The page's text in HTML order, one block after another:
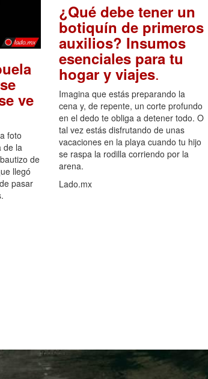
ve
foto
de la
de
llegó
pasar
¿Qué debe tener un
botiquín de primeros
auxilios? Insumos
esenciales para tu
hogar y viajes.
Imagina que estás preparando la
cena y, de repente, un corte profundo
en el dedo te obliga a detener todo. O
tal vez estás disfrutando de unas
vacaciones en la playa cuando tu hijo
se raspa la rodilla corriendo por la
arena.
Lado.mx